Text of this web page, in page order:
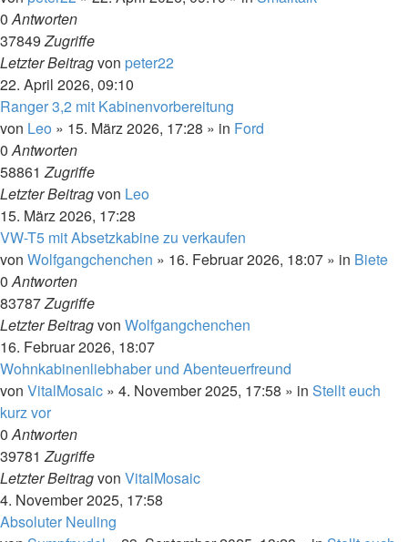
0Antworten
37849Zugriffe
Letzter Beitragvon peter22
22. April 2026, 09:10
Ranger 3,2 mit Kabinenvorbereitung
von Leo » 15. März 2026, 17:28 » in Ford
0Antworten
58861Zugriffe
Letzter Beitragvon Leo
15. März 2026, 17:28
VW-T5 mit Absetzkabine zu verkaufen
von Wolfgangchenchen » 16. Februar 2026, 18:07 » in Biete
0Antworten
83787Zugriffe
Letzter Beitragvon Wolfgangchenchen
16. Februar 2026, 18:07
Wohnkabinenliebhaber und Abenteuerfreund
von VitalMosaic » 4. November 2025, 17:58 » in Stellt euch
kurz vor
0Antworten
39781Zugriffe
Letzter Beitragvon VitalMosaic
4. November 2025, 17:58
Absoluter Neuling